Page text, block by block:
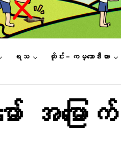
ရသ ထိုင်း – ကမ္ဘောဒီးယား
ာ် အမြ